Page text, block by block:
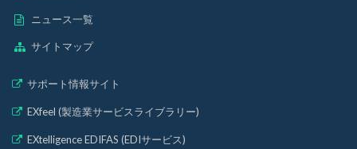
ニュース一覧
サイトマップ
サポート情報サイト
EXfeel (製造業サービスライブラリー)
EXtelligence EDIFAS (EDIサービス)